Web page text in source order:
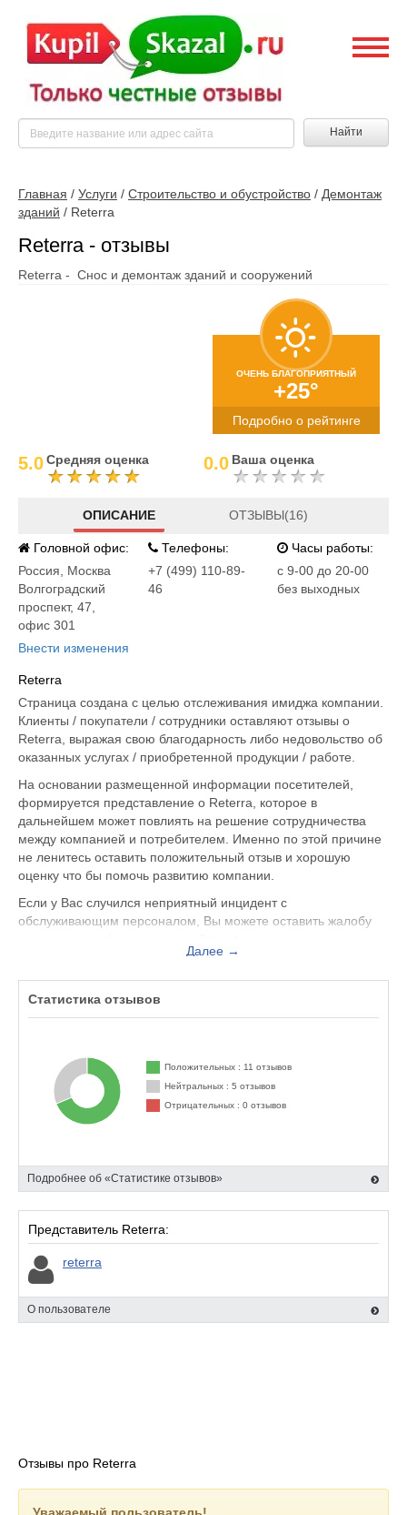
Найти
Главная / Услуги / Строительство и обустройство / Демонтаж
зданий / Reterra
Reterra - отзывы
Reterra - Снос и демонтаж зданий и сооружений
ОЧЕНЬ БЛАГОПРИЯТНЫЙ
+25°
Подробно о рейтинге
5.0Средняя оценка 0.0 Ваша оценка
ОПИСАНИЕ ОТЗЫВЫ(16)
Головной офис:
Россия
Москва
Волгоградский
проспект, 47,
офис 301
Внести изменения
Телефоны:
+7 (499) 110-89-
46
Часы работы:
с 9-00 до 20-00
без выходных
Reterra
Страница создана с целью отслеживания имиджа компании.
Клиенты / покупатели / сотрудники оставляют отзывы о
Reterra, выражая свою благодарность либо недовольство об
оказанных услугах / приобретенной продукции / работе.
На основании размещенной информации посетителей,
формируется представление о Reterra, которое в
дальнейшем может повлиять на решение сотрудничества
между компанией и потребителем. Именно по этой причине
не ленитесь оставить положительный отзыв и хорошую
оценку что бы помочь развитию компании.
Если у Вас случился неприятный инцидент с
обслуживающим персоналом, Вы можете оставить жалобу
Представитель организации ответит на Ваш отзыв и примет
Reterra находится по адресу Москва Волгоградский проспект,
47, офис 301, вы можете поделиться впечатлением от
Далее →
Статистика отзывов
Положительных : 11 отзывов
Нейтральных : 5 отзывов
Отрицательных : 0 отзывов
Подробнее об «Статистике отзывов»
Представитель Reterra:
reterra
О пользователе
Отзывы про Reterra